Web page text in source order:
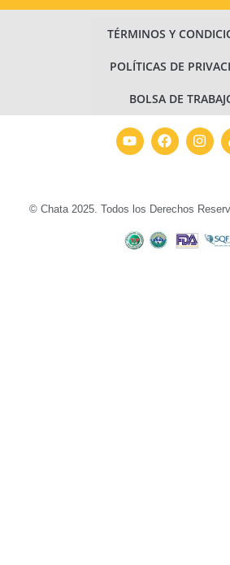
TÉRMINOS Y
POLÍTICAS DE
BOLSA DE
© Chata 2025. Todos los Derechos